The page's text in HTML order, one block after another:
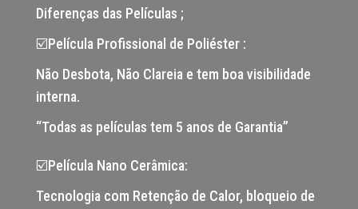
Diferenças das Películas ;
☑️Película Profissional de Poliéster :
Não Desbota, Não Clareia e tem boa visibilidade
interna.
“Todas as películas tem 5 anos de Garantia”
☑️Película Nano Cerâmica:
Tecnologia com Retenção de Calor, bloqueio de